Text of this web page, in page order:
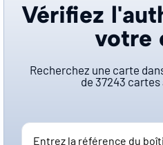
Vérifiez
votre
Recherchez une carte
de 37243 cartes